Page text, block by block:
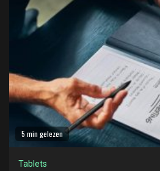
5 min gelezen
Tablets